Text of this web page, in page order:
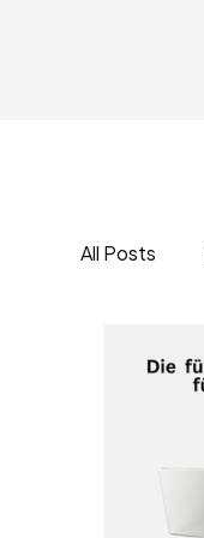
All Posts